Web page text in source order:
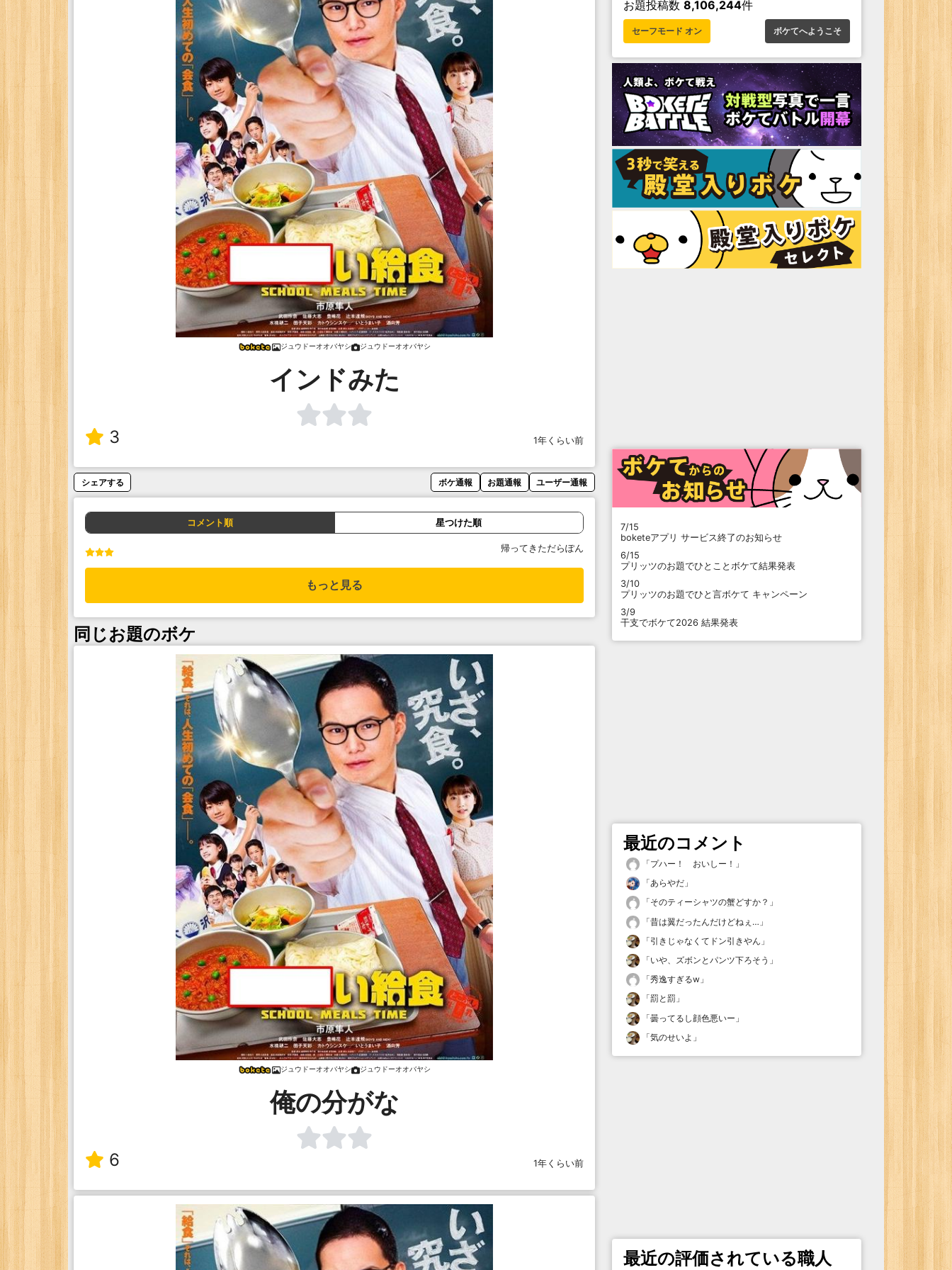
ジュウドーオオバヤシ ジュウドーオオバヤシ
インドみた
3 1年くらい前
シェアする ボケ通報 お題通報 ユーザー通報
コメント順 星つけた順
帰ってきただらぽん
もっと見る
同じお題のボケ
ジュウドーオオバヤシ ジュウドーオオバヤシ
俺の分がな
6 1年くらい前
お題投稿数 8,106,244件
セーフモード オン ボケてへようこそ
7/15
boketeアプリ サービス終了のお知らせ
6/15
プリッツのお題でひとことボケて結果発表
3/10
プリッツのお題でひと言ボケて キャンペーン
3/9
干支でボケて2026 結果発表
最近のコメント
「プハー！ おいしー！ 」
「あらやだ 」
「そのティーシャツの蟹どすか？ 」
「昔は翼だったんだけどねぇ… 」
「引きじゃなくてドン引きやん 」
「いや、ズボンとパンツ下ろそう 」
「秀逸すぎるw 」
「罰と罰 」
「曇ってるし顔色悪いー 」
「気のせいよ 」
最近の評価されている職人